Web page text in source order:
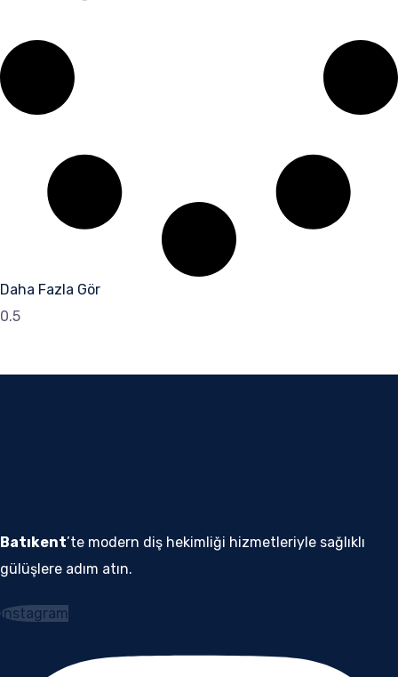
Daha Fazla Gör
Batıkent’te modern diş hekimliği hizmetleriyle sağlıklı
gülüşlere adım atın.
Instagram